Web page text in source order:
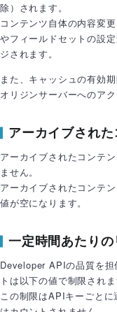
除）されます。
コンテンツ自体の内容変
やフィールドセットの設
ジされます。
また、キャッシュの有効
オリジンサーバーへのアク
アーカイブされ
アーカイブされたコンテ
ません。
アーカイブされたコンテ
値が空になります。
一定時間あたり
Developer APIの品質を担
トは以下の値で制限されま
この制限はAPIキーごと